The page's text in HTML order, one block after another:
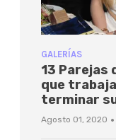
GALERÍAS
13 Parejas
que
terminar
Agosto 01, 2020 ·